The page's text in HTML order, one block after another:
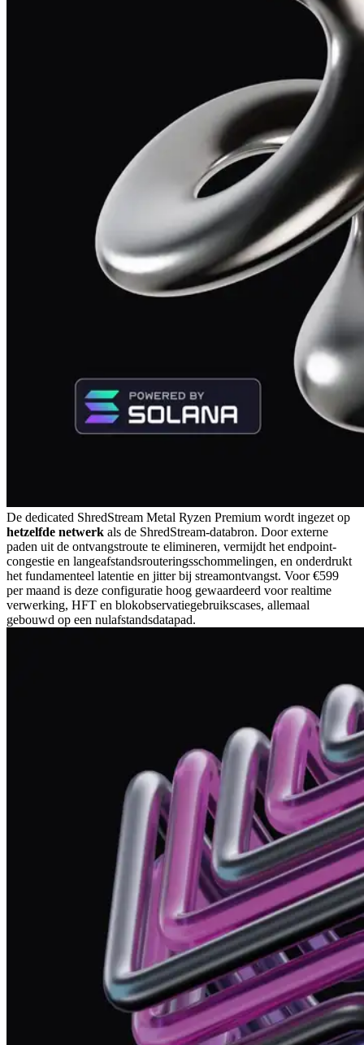
De dedicated ShredStream Metal Ryzen Premium wordt ingezet op
hetzelfde netwerk als de ShredStream-databron. Door externe
paden uit de ontvangstroute te elimineren, vermijdt het endpoint-
congestie en langeafstandsrouteringsschommelingen, en onderdrukt
het fundamenteel latentie en jitter bij streamontvangst. Voor €599
per maand is deze configuratie hoog gewaardeerd voor realtime
verwerking, HFT en blokobservatiegebruikscases, allemaal
gebouwd op een nulafstandsdatapad.